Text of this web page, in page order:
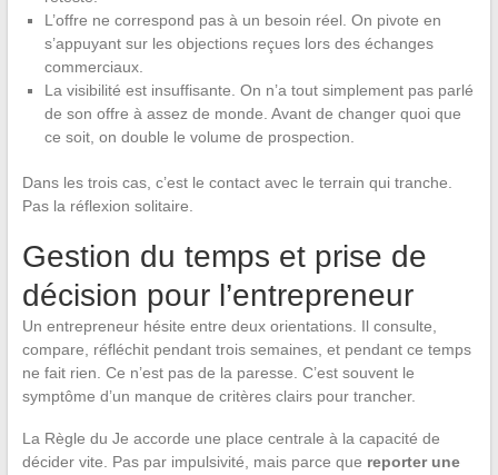
L’offre ne correspond pas à un besoin réel. On pivote en
s’appuyant sur les objections reçues lors des échanges
commerciaux.
La visibilité est insuffisante. On n’a tout simplement pas parlé
de son offre à assez de monde. Avant de changer quoi que
ce soit, on double le volume de prospection.
Dans les trois cas, c’est le contact avec le terrain qui tranche.
Pas la réflexion solitaire.
Gestion du temps et prise de
décision pour l’entrepreneur
Un entrepreneur hésite entre deux orientations. Il consulte,
compare, réfléchit pendant trois semaines, et pendant ce temps
ne fait rien. Ce n’est pas de la paresse. C’est souvent le
symptôme d’un manque de critères clairs pour trancher.
La Règle du Je accorde une place centrale à la capacité de
décider vite. Pas par impulsivité, mais parce que reporter une